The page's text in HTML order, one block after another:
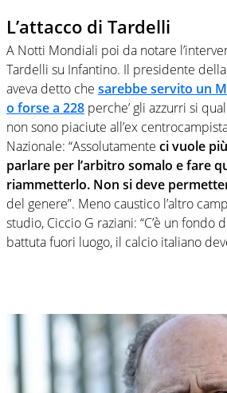
L’attacco di Tardelli
A Notti Mondiali poi da notare
Tardelli su Infantino. Il presidente
aveva detto che sarebbe servito un
o forse a 228 perche’ gli azzurri si
non sono piaciute all’ex
Nazionale: “Assolutamente ci vuole
parlare per l’arbitro somalo e fare
riammetterlo. Non si deve
del genere”. Meno caustico l’altro
studio, Ciccio G raziani: “C’è un fondo
battuta fuori luogo, il calcio italiano